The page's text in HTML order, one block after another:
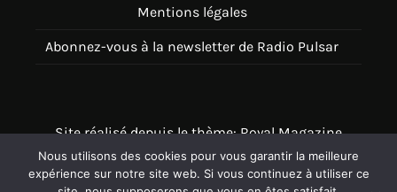
Mentions légales
Abonnez-vous à la newsletter de Radio Pulsar
Site réalisé depuis le thème: Royal Magazine
Thème disponible sur Wordpress
Nous utilisons des cookies pour vous garantir la meilleure
expérience sur notre site web. Si vous continuez à utiliser ce